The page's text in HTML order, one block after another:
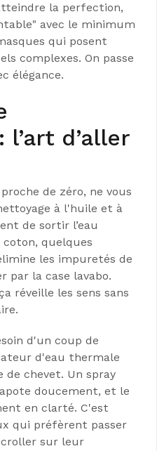
la perfection,
avec le minimum
qui posent
complexes. On passe
élégance.
d’aller
de zéro, ne vous
à l'huile et à
de sortir l’eau
quelques
les impuretés de
par la case lavabo.
réveille les sens sans
d'un coup de
d'eau thermale
chevet. Un spray
doucement, et le
en clarté. C'est
qui préfèrent passer
sur leur